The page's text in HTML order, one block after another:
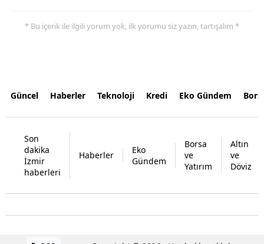
* Bu içerik ile ilgili yorum yok, ilk yorumu siz yazın, tartışalım *
Güncel Haberler Teknoloji Kredi Eko Gündem
Son
dakika
İzmir
haberleri
Haberler
Eko
Gündem
Borsa
ve
Yatırım
Altın
ve
Döviz